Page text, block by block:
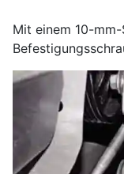
Mit einem 10-